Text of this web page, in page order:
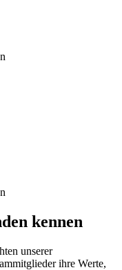
kennen
unserer
ihre Werte,